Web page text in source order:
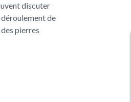
discuter
de
pierres